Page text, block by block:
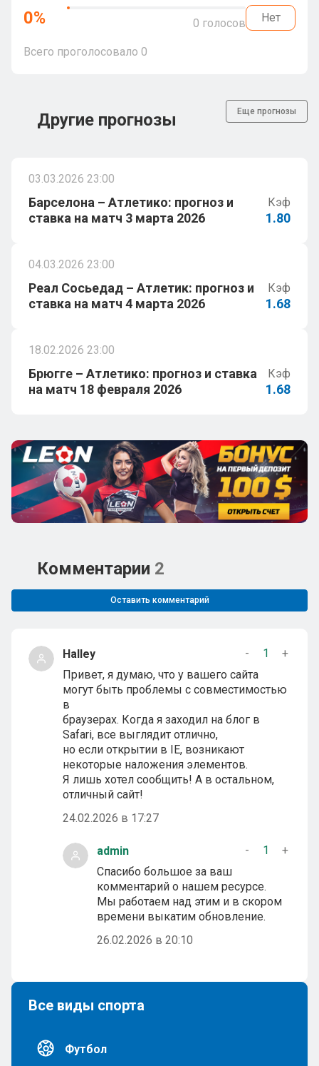
0% 0 голосов Нет
Всего проголосовало 0
Другие прогнозы Еще прогнозы
03.03.2026 23:00
Барселона – Атлетико: прогноз и
ставка на матч 3 марта 2026
Кэф
1.80
04.03.2026 23:00
Реал Сосьедад – Атлетик: прогноз и
ставка на матч 4 марта 2026
Кэф
1.68
18.02.2026 23:00
Брюгге – Атлетико: прогноз и ставка
на матч 18 февраля 2026
Кэф
1.68
Комментарии 2
Оставить комментарий
Halley - 1
+
Привет, я думаю, что у вашего сайта
могут быть проблемы с совместимостью
в
браузерах. Когда я заходил на блог в
Safari, все выглядит отлично,
но если открытии в IE, возникают
некоторые наложения элементов.
Я лишь хотел сообщить! А в остальном,
отличный сайт!
24.02.2026 в 17:27
admin - 1
+
Спасибо большое за ваш
комментарий о нашем ресурсе.
Мы работаем над этим и в скором
времени выкатим обновление.
26.02.2026 в 20:10
Все виды спорта
Футбол